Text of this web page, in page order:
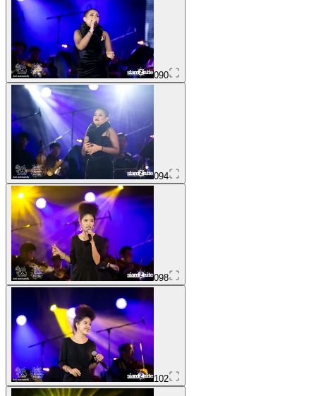
090
094
098
102